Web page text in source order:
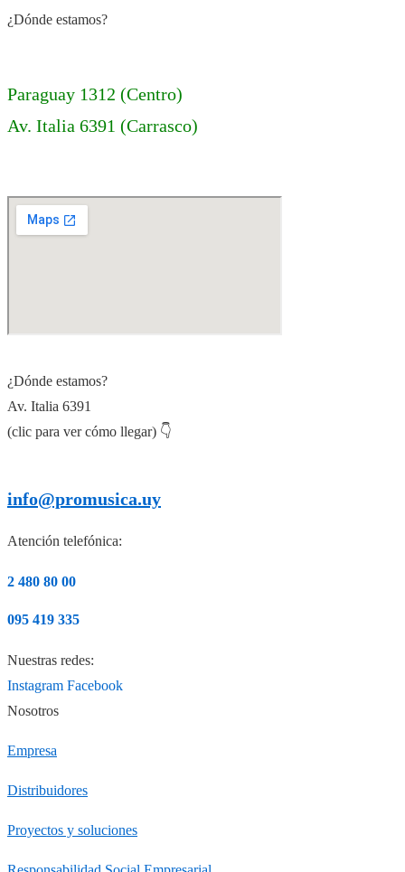
¿Dónde estamos?
Paraguay 1312 (Centro)
Av. Italia 6391 (Carrasco)
¿Dónde estamos?
Av. Italia 6391
(clic para ver cómo llegar) 👇
info@promusica.uy
Atención telefónica:
2 480 80 00
095 419 335
Nuestras redes:
Instagram Facebook
Nosotros
Empresa
Distribuidores
Proyectos y soluciones